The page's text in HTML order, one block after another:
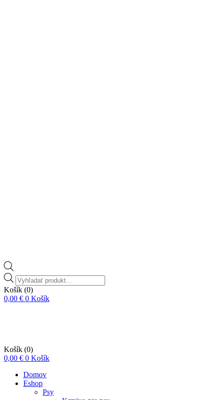
Vyhľadávanie
produktov
Košík (0)
0,00 € 0 Košík
Košík (0)
0,00 € 0 Košík
Domov
Eshop
Psy